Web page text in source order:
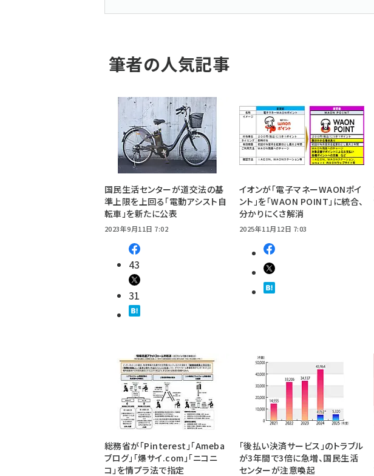
筆者の人気記事
国民生活センターが道交法の基
準上限を上回る「電動アシスト自
転車」を新たに公表
2023年9月11日 7:02
43
31
イオンが「電子マネーWAONポイ
ント」を「WAON POINT」に統合、
分かりにくさ解消
2025年11月12日 7:03
総務省が「Pinterest」「Ameba
ブログ」「爆サイ.com」「ニコニ
コ」を情プラ法で指定
「後払い決済サービス」のトラブル
が3年間で3倍に急増、国民生活
センターが注意喚起